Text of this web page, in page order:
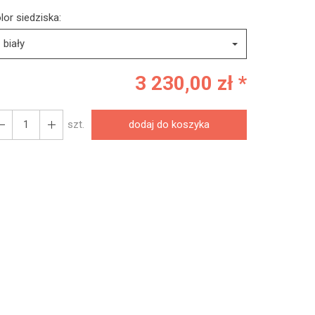
siedziska:
biały
3 230,00 zł *
szt. dodaj do koszyka